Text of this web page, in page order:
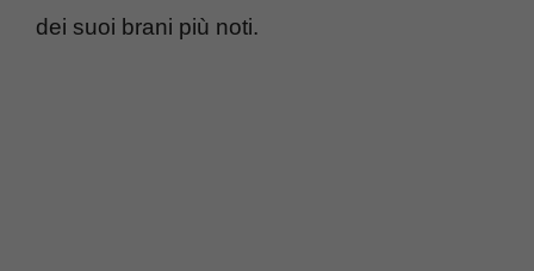
dei suoi brani più noti.